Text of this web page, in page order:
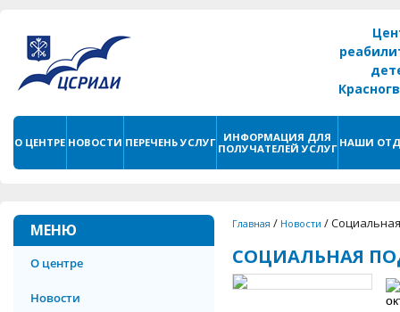
О ЦЕНТРЕ НОВОСТИ ПЕРЕЧЕНЬ УСЛУГ
ИНФОРМАЦИЯ ДЛЯ
ПОЛУЧАТЕЛЕЙ УСЛУГ НАШИ
МЕНЮ
О центре
Новости
Главная / Новости /
СОЦИАЛЬНАЯ